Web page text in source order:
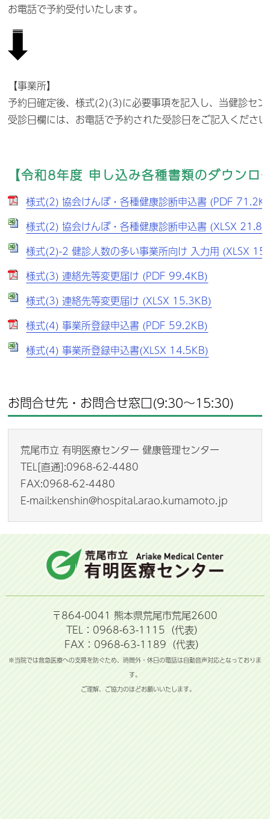
お電話で予約受付いたします。
【事業所】
予約日確定後、様式(2)(3)に必要事項を記入し、当健診セ
受診日欄には、お電話で予約された受診日をご記入くださ
【令和8年度 申し込み各種書類のダウンロ
様式(2) 協会けんぽ・各種健康診断申込書 (PDF
様式(2) 協会けんぽ・各種健康診断申込書 (XLSX
様式(2)-2 健診人数の多い事業所向け 入力用 (XLSX
様式(3) 連絡先等変更届け (PDF 99.4KB)
様式(3) 連絡先等変更届け (XLSX 15.3KB)
様式(4) 事業所登録申込書 (PDF 59.2KB)
様式(4) 事業所登録申込書(XLSX 14.5KB)
お問合せ先・お問合せ窓口(9:30～15:30)
荒尾市立 有明医療センター 健康管理センター
TEL[直通]:0968-62-4480
FAX:0968-62-4480
E-mail:kenshin@hospital.arao.kumamoto.jp
〒864-0041 熊本県荒尾市荒尾2600
TEL：0968-63-1115（代表）
FAX：0968-63-1189（代表）
※当院では救急医療への支障を防ぐため、時間外・休日の電話は自動音声対応となっておりま
す。
ご理解、ご協力のほどお願いいたします。